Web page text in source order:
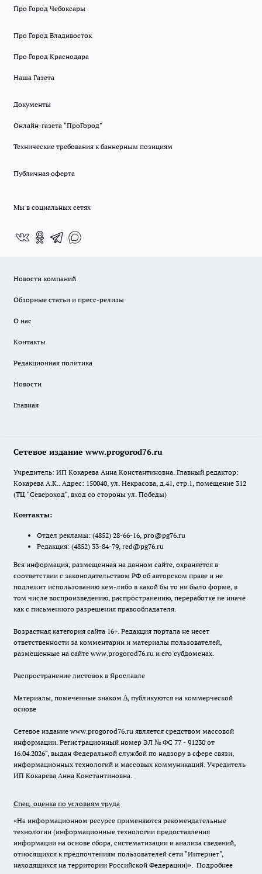
Про Город Чебоксары
Про Город Владивосток
Про Город Краснодара
Наша Газета
Документы
Онлайн-газета "ПроГород"
Технические требования к баннерным позициям
Публичная оферта
Мы в социальных сетях
Новости компаний
Обзорные статьи и пресс-релизы
О нас
Контакты
Редакционная политика
Новости
Главная
Сетевое издание www.progorod76.ru
Учредитель: ИП Кокарева Анна Константиновна. Главный редактор:
Кокарева А.К.. Адрес: 150040, ул. Некрасова, д.41, стр.1, помещение 312
(ТЦ "Североход", вход со стороны ул. Победы)
Контакты:
Отдел рекламы: (4852) 28-66-16, pro@pg76.ru
Редакция: (4852) 33-84-79, red@pg76.ru
Вся информация, размещенная на данном сайте, охраняется в
соответствии с законодательством РФ об авторском праве и не
подлежит использованию кем-либо в какой бы то ни было форме, в
том числе воспроизведению, распространению, переработке не иначе
как с письменного разрешения правообладателя.
Возрастная категория сайта 16+. Редакция портала не несет
ответственности за комментарии и материалы пользователей,
размещенные на сайте www.progorod76.ru и его субдоменах.
Распространение листовок в Ярославле
Материалы, помеченные знаком ∆, публикуются на коммерческой
основе
Сетевое издание www.progorod76.ru является средством массовой
информации. Регистрационный номер ЭЛ № ФС 77 - 91230 от
16.04.2026", выдан Федеральной службой по надзору в сфере связи,
информационных технологий и массовых коммуникаций. Учредитель
ИП Кокарева Анна Константиновна.
Спец. оценка по условиям труда
«На информационном ресурсе применяются рекомендательные
технологии (информационные технологии предоставления
информации на основе сбора, систематизации и анализа сведений,
относящихся к предпочтениям пользователей сети "Интернет",
находящихся на территории Российской Федерации)». Подробнее